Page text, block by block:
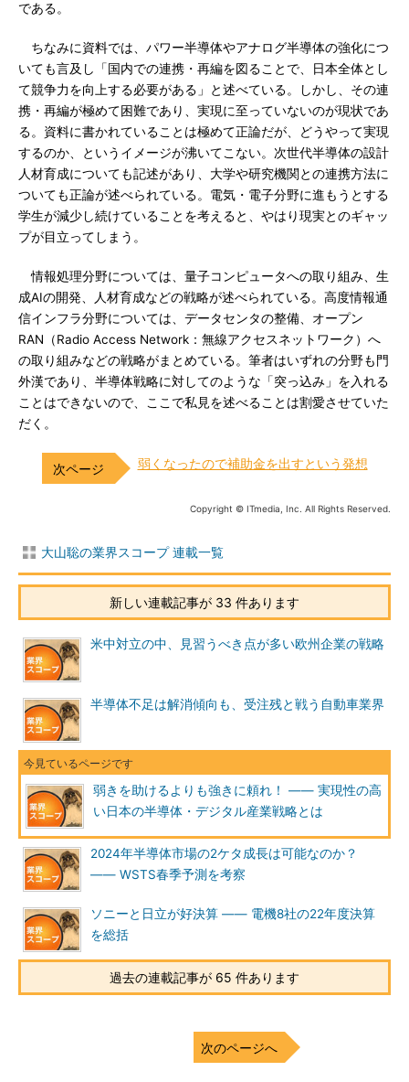
である。
ちなみに資料では、パワー半導体やアナログ半導体の強化につ
いても言及し「国内での連携・再編を図ることで、日本全体とし
て競争力を向上する必要がある」と述べている。しかし、その連
携・再編が極めて困難であり、実現に至っていないのが現状であ
る。資料に書かれていることは極めて正論だが、どうやって実現
するのか、というイメージが沸いてこない。次世代半導体の設計
人材育成についても記述があり、大学や研究機関との連携方法に
ついても正論が述べられている。電気・電子分野に進もうとする
学生が減少し続けていることを考えると、やはり現実とのギャッ
プが目立ってしまう。
情報処理分野については、量子コンピュータへの取り組み、生
成AIの開発、人材育成などの戦略が述べられている。高度情報通
信インフラ分野については、データセンタの整備、オープン
RAN（Radio Access Network：無線アクセスネットワーク）へ
の取り組みなどの戦略がまとめている。筆者はいずれの分野も門
外漢であり、半導体戦略に対してのような「突っ込み」を入れる
ことはできないので、ここで私見を述べることは割愛させていた
だく。
弱くなったので補助金を出すという発想
Copyright © ITmedia, Inc. All Rights Reserved.
大山聡の業界スコープ 連載一覧
新しい連載記事が 33 件あります
米中対立の中、見習うべき点が多い欧州企業の戦略
半導体不足は解消傾向も、受注残と戦う自動車業界
弱きを助けるよりも強きに頼れ！ ―― 実現性の高
い日本の半導体・デジタル産業戦略とは
2024年半導体市場の2ケタ成長は可能なのか？
―― WSTS春季予測を考察
ソニーと日立が好決算 ―― 電機8社の22年度決算
を総括
過去の連載記事が 65 件あります
次のページへ